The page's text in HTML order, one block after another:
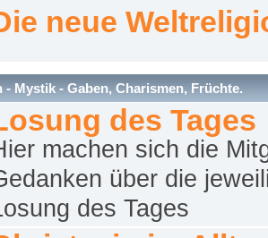
neue
- Mystik - Gaben, Charismen, Früchte.
des Tages
machen sich die
über die
des Tages